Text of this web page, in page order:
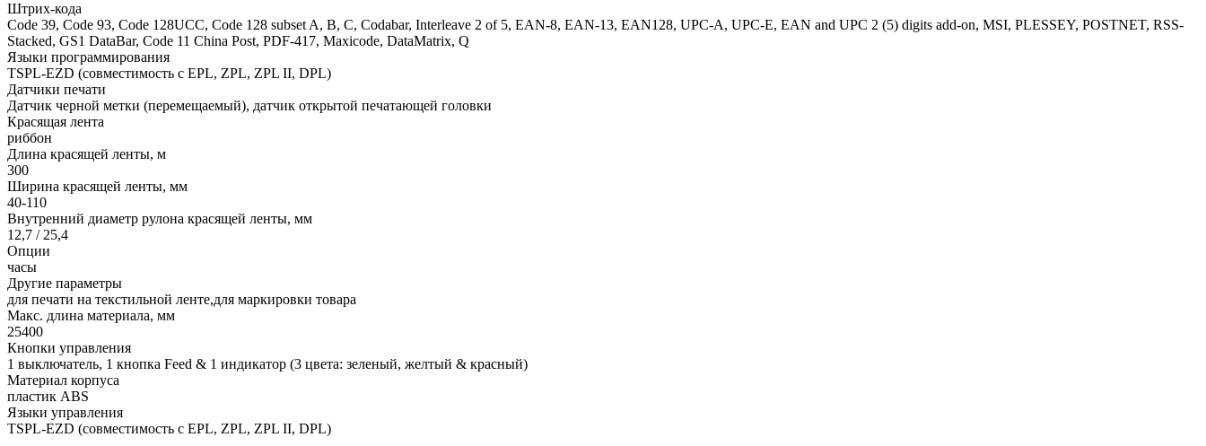
Штрих-кода
Code 39, Code 93, Code 128UCC, Code 128 subset A, B, C, Codabar, Interleave 2 of 5, EAN-8, EAN-13, EAN128, UPC-A, UPC-E, EAN and UPC 2 (5) digits add-on, MSI, PLESSEY, POSTNET, RSS-
Stacked, GS1 DataBar, Code 11 China Post, PDF-417, Maxicode, DataMatrix, Q
Языки программирования
TSPL-EZD (совместимость с EPL, ZPL, ZPL II, DPL)
Датчики печати
Датчик черной метки (перемещаемый), датчик открытой печатающей головки
Красящая лента
риббон
Длина красящей ленты, м
300
Ширина красящей ленты, мм
40-110
Внутренний диаметр рулона красящей ленты, мм
12,7 / 25,4
Опции
часы
Другие параметры
для печати на текстильной ленте,для маркировки товара
Макс. длина материала, мм
25400
Кнопки управления
1 выключатель, 1 кнопка Feed & 1 индикатор (3 цвета: зеленый, желтый & красный)
Материал корпуса
пластик ABS
Языки управления
TSPL-EZD (совместимость с EPL, ZPL, ZPL II, DPL)